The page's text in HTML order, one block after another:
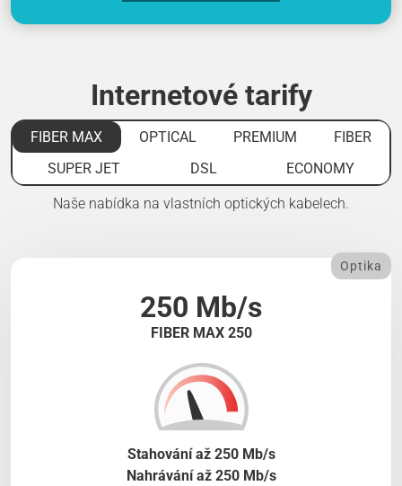
Internetové tarify
FIBER MAX OPTICAL PREMIUM
FIBER
SUPER JET
DSL ECONOMY
Naše nabídka na vlastních optických kabelech.
250 Mb/s
FIBER MAX 250
Optika
Stahování až 250 Mb/s
Nahrávání až 250 Mb/s